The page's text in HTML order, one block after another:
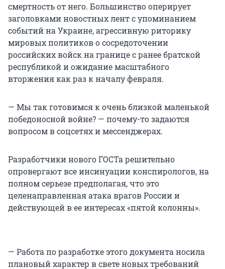
смертность от него. Большинство оперирует
заголовками новостных лент с упоминанием
событий на Украине, агрессивную риторику
мировых политиков о сосредоточении
российских войск на границе с ранее братской
республикой и ожидание масштабного
вторжения как раз к началу февраля.
— Мы так готовимся к очень близкой маленькой
победоносной войне? — почему-то задаются
вопросом в соцсетях и мессенджерах.
Разработчики нового ГОСТа решительно
опровергают все инсинуации конспирологов, на
полном серьезе предполагая, что это
целенаправленная атака врагов России и
действующей в ее интересах «пятой колонны».
— Работа по разработке этого документа носила
плановый характер в свете новых требований